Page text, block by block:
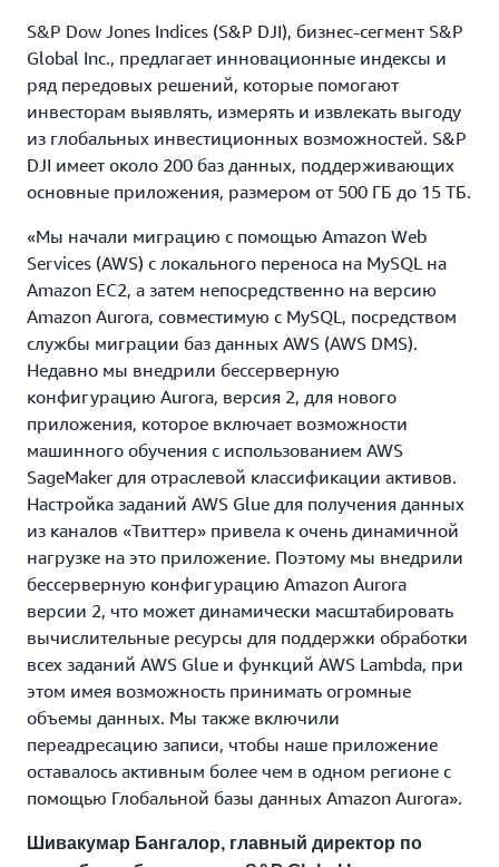
S&P Dow Jones Indices (S&P DJI), бизнес-сегмент S&P
Global Inc., предлагает инновационные индексы и
ряд передовых решений, которые помогают
инвесторам выявлять, измерять и извлекать выгоду
из глобальных инвестиционных возможностей. S&P
DJI имеет около 200 баз данных, поддерживающих
основные приложения, размером от 500 ГБ до 15 ТБ.
«Мы начали миграцию с помощью Amazon Web
Services (AWS) с локального переноса на MySQL на
Amazon EC2, а затем непосредственно на версию
Amazon Aurora, совместимую с MySQL, посредством
службы миграции баз данных AWS (AWS DMS).
Недавно мы внедрили бессерверную
конфигурацию Aurora, версия 2, для нового
приложения, которое включает возможности
машинного обучения с использованием AWS
SageMaker для отраслевой классификации активов.
Настройка заданий AWS Glue для получения данных
из каналов «Твиттер» привела к очень динамичной
нагрузке на это приложение. Поэтому мы внедрили
бессерверную конфигурацию Amazon Aurora
версии 2, что может динамически масштабировать
вычислительные ресурсы для поддержки обработки
всех заданий AWS Glue и функций AWS Lambda, при
этом имея возможность принимать огромные
объемы данных. Мы также включили
переадресацию записи, чтобы наше приложение
оставалось активным более чем в одном регионе с
помощью Глобальной базы данных Amazon Aurora».
Шивакумар Бангалор, главный директор по